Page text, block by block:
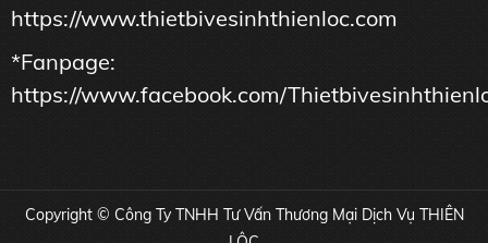
https://www.thietbivesinhthienloc.com
*Fanpage:
https://www.facebook.com/
Copyright © Công Ty TNHH Tư Vấn Thương Mại Dịch Vụ THIÊN